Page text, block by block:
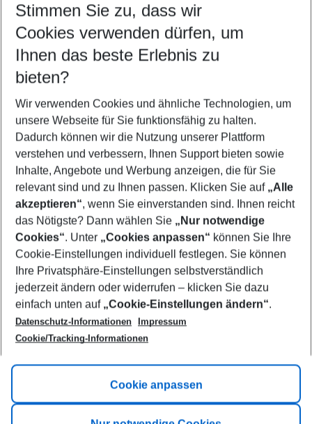
Customize your offer
Find the perfect deal which suits your best
Your departure airport
Any airport
Select your date range
09/08/26–07/08/27 5-8 nights
Who will travel
2 adults No children
Show more filter
Footer
Footer navigation
Title A
Link A
Stimmen Sie zu, dass wir
Cookies verwenden dürfen, um
Ihnen das beste Erlebnis zu
bieten?
Wir verwenden Cookies und ähnliche Technologien, um
unsere Webseite für Sie funktionsfähig zu halten.
Dadurch können wir die Nutzung unserer Plattform
verstehen und verbessern, Ihnen Support bieten sowie
Inhalte, Angebote und Werbung anzeigen, die für Sie
relevant sind und zu Ihnen passen. Klicken Sie auf „Alle
akzeptieren“, wenn Sie einverstanden sind. Ihnen reicht
das Nötigste? Dann wählen Sie „Nur notwendige
Cookies“. Unter „Cookies anpassen“ können Sie Ihre
Cookie-Einstellungen individuell festlegen. Sie können
Ihre Privatsphäre-Einstellungen selbstverständlich
jederzeit ändern oder widerrufen – klicken Sie dazu
einfach unten auf „Cookie-Einstellungen ändern“.
Datenschutz-Informationen
Impressum
Cookie/Tracking-Informationen
Cookie anpassen